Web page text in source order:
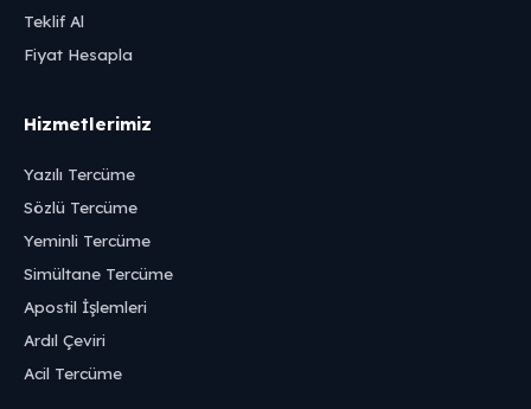
Teklif Al
Fiyat Hesapla
Hizmetlerimiz
Yazılı Tercüme
Sözlü Tercüme
Yeminli Tercüme
Simültane Tercüme
Apostil İşlemleri
Ardıl Çeviri
Acil Tercüme